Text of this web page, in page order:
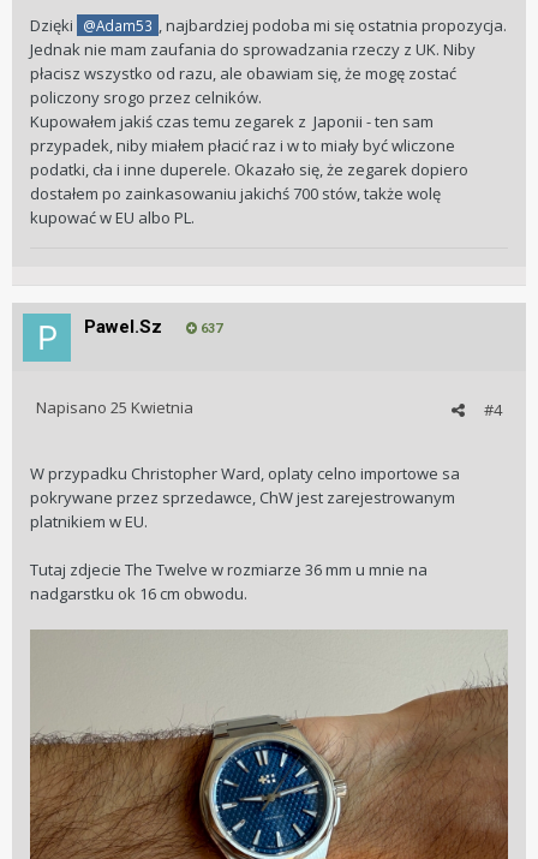
Dzięki @Adam53 , najbardziej podoba mi się ostatnia propozycja.
Jednak nie mam zaufania do sprowadzania rzeczy z UK. Niby
płacisz wszystko od razu, ale obawiam się, że mogę zostać
policzony srogo przez celników.
Kupowałem jakiś czas temu zegarek z Japonii - ten sam
przypadek, niby miałem płacić raz i w to miały być wliczone
podatki, cła i inne duperele. Okazało się, że zegarek dopiero
dostałem po zainkasowaniu jakichś 700 stów, także wolę
kupować w EU albo PL.
Pawel.Sz 637
#4
Napisano 25 Kwietnia
W przypadku Christopher Ward, oplaty celno importowe sa
pokrywane przez sprzedawce, ChW jest zarejestrowanym
platnikiem w EU.
Tutaj zdjecie The Twelve w rozmiarze 36 mm u mnie na
nadgarstku ok 16 cm obwodu.